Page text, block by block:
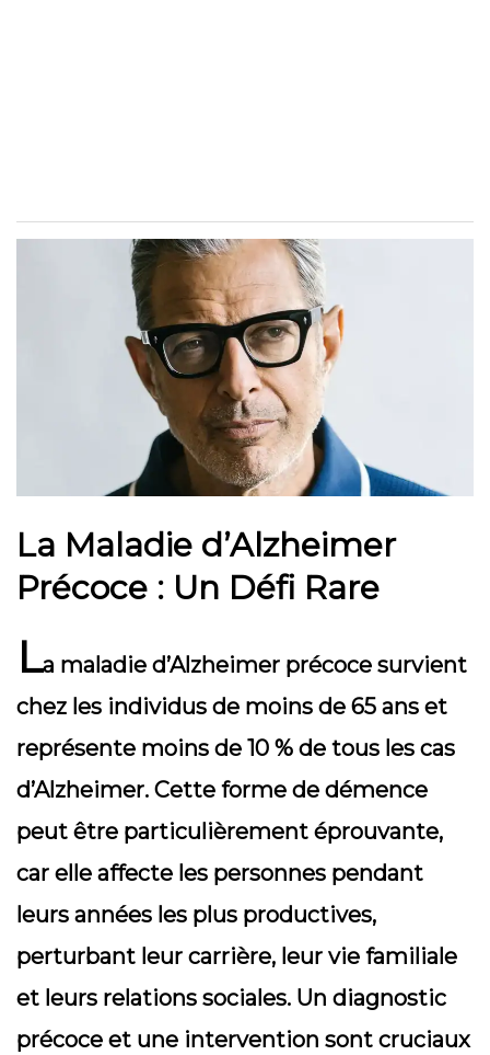
La Maladie d’Alzheimer
Précoce : Un Défi Rare
La maladie d’Alzheimer précoce survient
chez les individus de moins de 65 ans et
représente moins de 10 % de tous les cas
d’Alzheimer. Cette forme de démence
peut être particulièrement éprouvante,
car elle affecte les personnes pendant
leurs années les plus productives,
perturbant leur carrière, leur vie familiale
et leurs relations sociales. Un diagnostic
précoce et une intervention sont cruciaux